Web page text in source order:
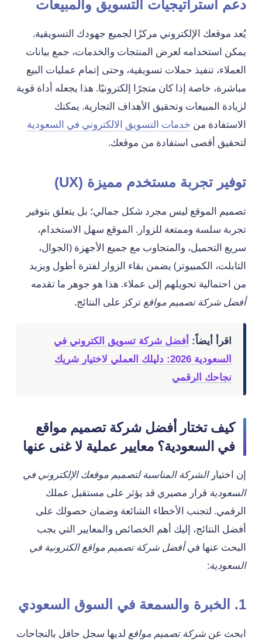
دعم استراتيجيات التسويق والمبيعات
يُعد موقعك الإلكتروني مركزًا لجميع جهودك التسويقية.
يمكن استخدامه لعرض المنتجات والخدمات، جمع بيانات
العملاء، تنفيذ حملات تسويقية، وحتى إتمام عمليات البيع
مباشرة، خاصة إذا كان متجرًا إلكترونيًا. هذا يجعله أداة قوية
لزيادة المبيعات وتحقيق الأهداف التجارية. يمكنك
الاستفادة من خدمات التسويق الالكتروني في السعودية
لتحقيق أقصى استفادة من موقعك.
توفير تجربة مستخدم مميزة (UX)
تصميم الموقع ليس مجرد شكل جمالي؛ بل يتعلق بتوفير
تجربة سلسة وممتعة للزوار. الموقع سهل الاستخدام،
سريع التحميل، والمتجاوب مع جميع الأجهزة (الجوال،
التابلت، الكمبيوتر) يضمن بقاء الزوار لفترة أطول ويزيد
من احتمالية تحويلهم إلى عملاء. هذا هو جوهر ما تقدمه
أفضل شركة تصميم مواقع تركز على النتائج.
اقرأ أيضاً:
أفضل شركة تسويق الكتروني في
السعودية 2026: دليلك العملي لاختيار شريك
نجاحك الرقمي
كيف تختار أفضل شركة تصميم مواقع
في السعودية؟ معايير عملية لا غنى عنها
إن اختيارالشركة المناسبة لتصميم موقعك الإلكتروني في
السعودية قرار مصيري قد يؤثر على مستقبل عملك
الرقمي. لتجنب الأخطاء الشائعة وضمان حصولك على
أفضل النتائج، إليك أهم الخصائص والمعايير التي يجب
البحث عنها فيأفضل شركة تصميم مواقع الكترونية في
السعودية:
1. الخبرة والسمعة في السوق السعودي
ابحث عن شركة تصميم مواقع لديها سجل حافل بالنجاحات